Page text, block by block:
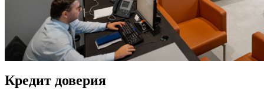
Кредит доверия